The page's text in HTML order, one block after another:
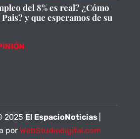
del 8% es real? ¿Cómo
y que esperamos de su
2025 El EspacioNoticias
porWebStudiodigital.com